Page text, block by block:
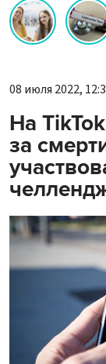
08 июля 2022,
На
за